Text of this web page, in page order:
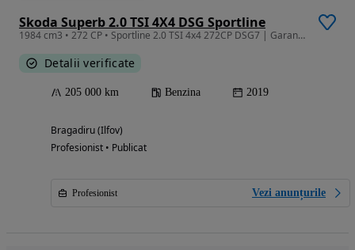
Skoda Superb 2.0 TSI 4X4 DSG Sportline
1984 cm3 • 272 CP • Sportline 2.0 TSI 4x4 272CP DSG7 | Garantie 2 ani | Istoric service
Detalii verificate
205 000 km Benzina 2019
Bragadiru (Ilfov)
Profesionist • Publicat
Profesionist Vezi anunțurile